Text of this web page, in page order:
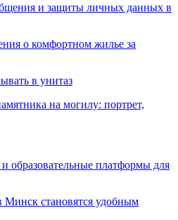
и защиты личных данных в
о комфортном жилье за
в унитаз
на могилу: портрет,
образовательные платформы для
Минск становятся удобным